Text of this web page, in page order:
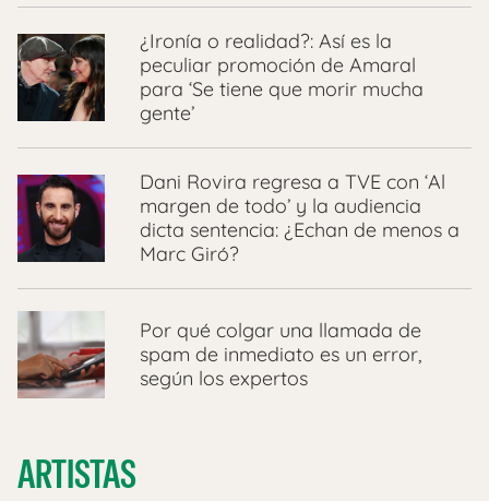
¿Ironía o realidad?: Así es la
peculiar promoción de Amaral
para ‘Se tiene que morir mucha
gente’
Dani Rovira regresa a TVE con ‘Al
margen de todo’ y la audiencia
dicta sentencia: ¿Echan de menos a
Marc Giró?
Por qué colgar una llamada de
spam de inmediato es un error,
según los expertos
ARTISTAS